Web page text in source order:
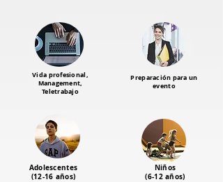
Vida profesional,
Management,
Teletrabajo
Preparación para un
evento
Niños
(6-12 años)
Adolescentes
(12-16 años)